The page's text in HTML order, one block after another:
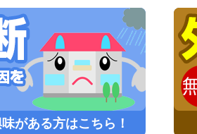
がある方はこちら！